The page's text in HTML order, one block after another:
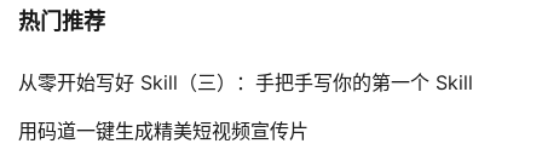
热门推荐
从零开始写好 Skill（三）：手把手写你的第一个 Skill
用码道一键生成精美短视频宣传片